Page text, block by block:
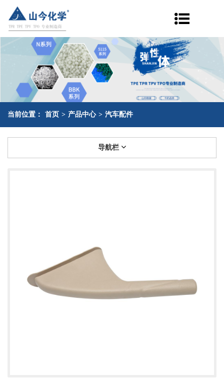
当前位置： 首页 > 产品中心 > 汽车配件
导航栏